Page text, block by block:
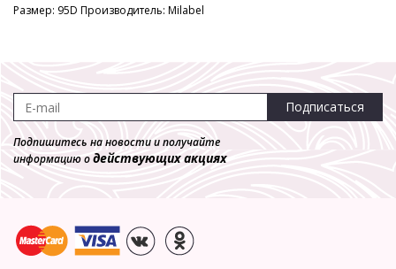
Размер: 95D Производитель: Milabel
Подписаться
Подпишитесь на новости и получайте
информацию одействующих акциях